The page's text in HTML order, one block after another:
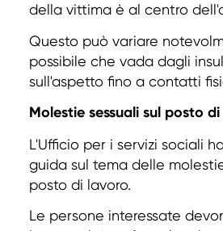
della vittima è al centro
Questo può variare
possibile che vada dagli
sull'aspetto fino a contatti
Molestie sessuali sul posto
L'Ufficio per i servizi sociali
guida sul tema delle
posto di lavoro.
Le persone interessate